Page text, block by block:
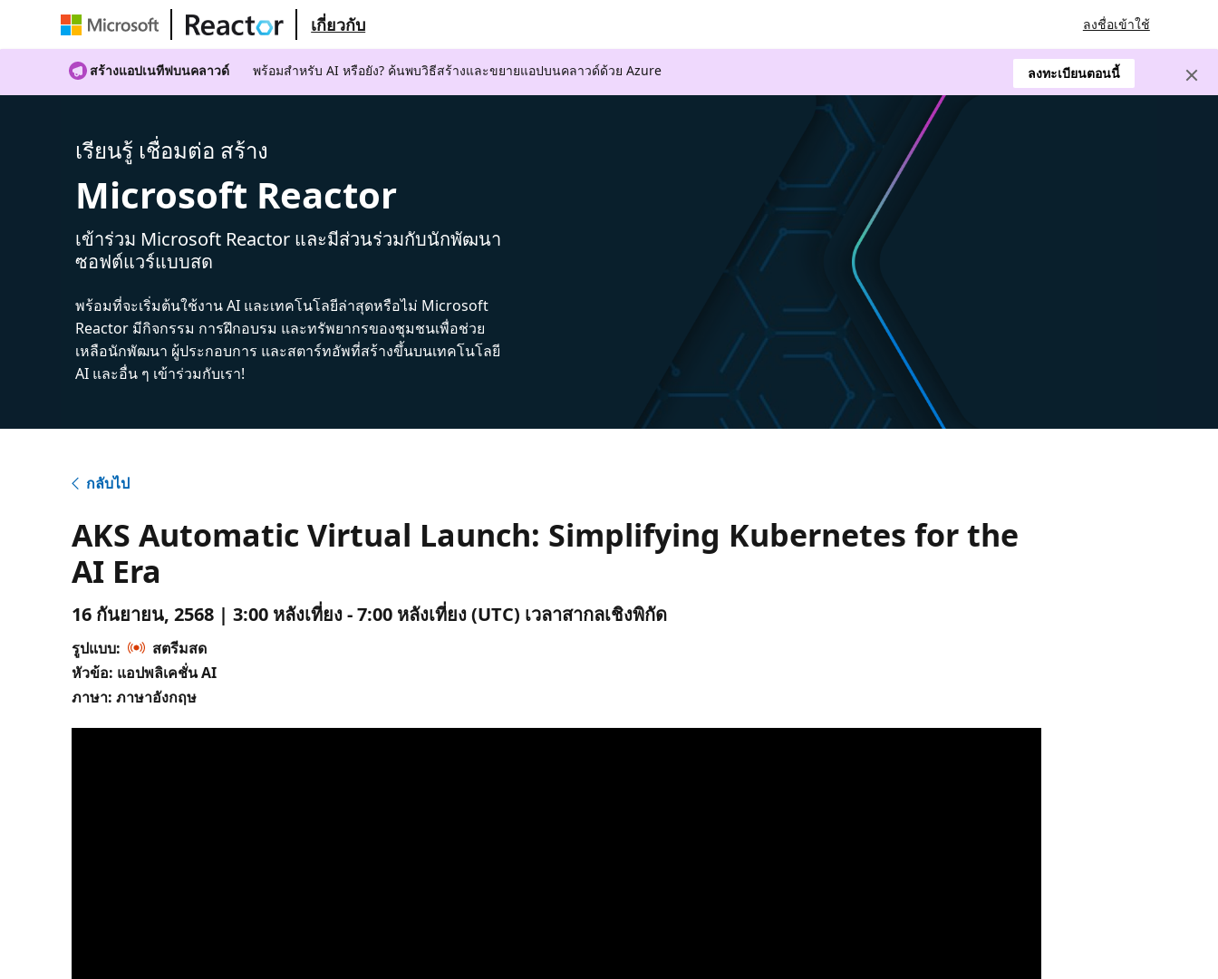
เกี่ยวกับ ลงชื่อเข้าใช้
สร้างแอปเนทีฟบนคลาวด์ พร้อมสําหรับ AI หรือยัง? ค้นพบวิธีสร้างและขยายแอปบนคลาวด์ด้วย Azure ลงทะเบียนตอนนี้
เรียนรู้ เชื่อมต่อ สร้าง
Microsoft Reactor
เข้าร่วม Microsoft Reactor และมีส่วนร่วมกับนักพัฒนา
ซอฟต์แวร์แบบสด
พร้อมที่จะเริ่มต้นใช้งาน AI และเทคโนโลยีล่าสุดหรือไม่ Microsoft
Reactor มีกิจกรรม การฝึกอบรม และทรัพยากรของชุมชนเพื่อช่วย
เหลือนักพัฒนา ผู้ประกอบการ และสตาร์ทอัพที่สร้างขึ้นบนเทคโนโลยี
AI และอื่น ๆ เข้าร่วมกับเรา!
กลับไป
AKS Automatic Virtual Launch: Simplifying Kubernetes for the
AI Era
16 กันยายน, 2568 | 3:00 หลังเที่ยง - 7:00 หลังเที่ยง (UTC) เวลาสากลเชิงพิกัด
รูปแบบ:
สตรีมสด
หัวข้อ: แอปพลิเคชั่น AI
ภาษา: ภาษาอังกฤษ